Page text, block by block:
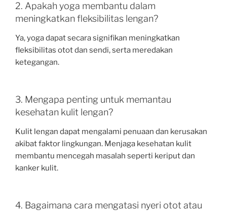
2. Apakah yoga membantu dalam
meningkatkan fleksibilitas lengan?
Ya, yoga dapat secara signifikan meningkatkan
fleksibilitas otot dan sendi, serta meredakan
ketegangan.
3. Mengapa penting untuk memantau
kesehatan kulit lengan?
Kulit lengan dapat mengalami penuaan dan kerusakan
akibat faktor lingkungan. Menjaga kesehatan kulit
membantu mencegah masalah seperti keriput dan
kanker kulit.
4. Bagaimana cara mengatasi nyeri otot atau